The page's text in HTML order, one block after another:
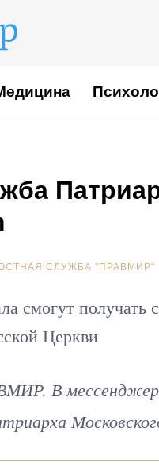
СЛУЖБА "ПРАВМИР"
смогут
Церкви
В